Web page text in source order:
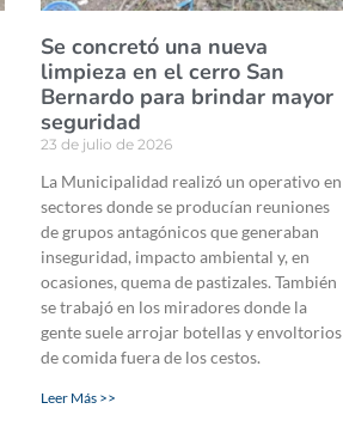
Se concretó una nueva
limpieza en el cerro San
Bernardo para brindar mayor
seguridad
23 de julio de 2026
La Municipalidad realizó un operativo en
sectores donde se producían reuniones
de grupos antagónicos que generaban
inseguridad, impacto ambiental y, en
ocasiones, quema de pastizales. También
se trabajó en los miradores donde la
gente suele arrojar botellas y envoltorios
de comida fuera de los cestos.
Leer Más >>